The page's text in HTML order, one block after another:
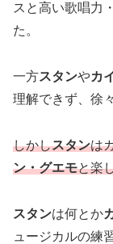
スと高い歌唱力
た。
一方スタンやカ
理解できず、徐
しかしスタンは
ン・グエモと楽
スタンは何とか
ュージカルの練